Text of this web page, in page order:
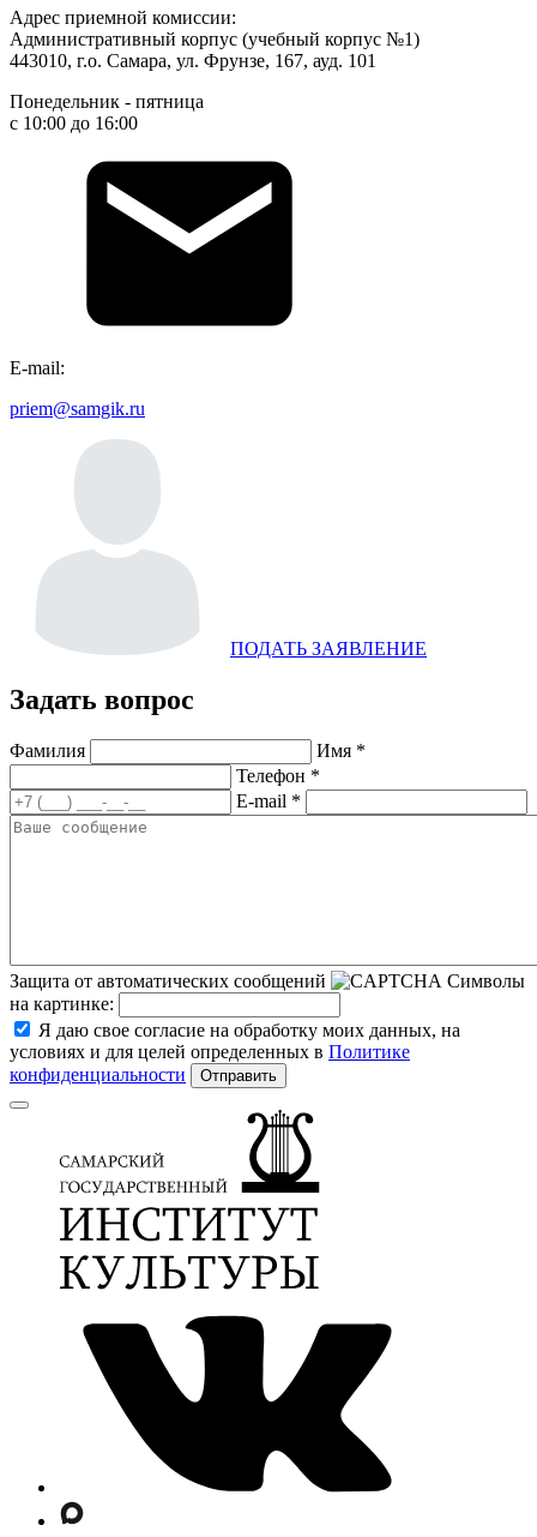
Адрес приемной комиссии:
Административный корпус (учебный корпус №1)
443010, г.о. Самара, ул. Фрунзе, 167, ауд. 101
Понедельник - пятница
с 10:00 до 16:00
Е-mail:
priem@samgik.ru
ПОДАТЬ ЗАЯВЛЕНИЕ
Задать вопрос
Фамилия
Имя *
Телефон *
E-mail *
Защита от автоматических сообщений
Символы
на картинке:
Я даю свое согласие на обработку моих данных, на
условиях и для целей определенных в Политике
конфиденциальности